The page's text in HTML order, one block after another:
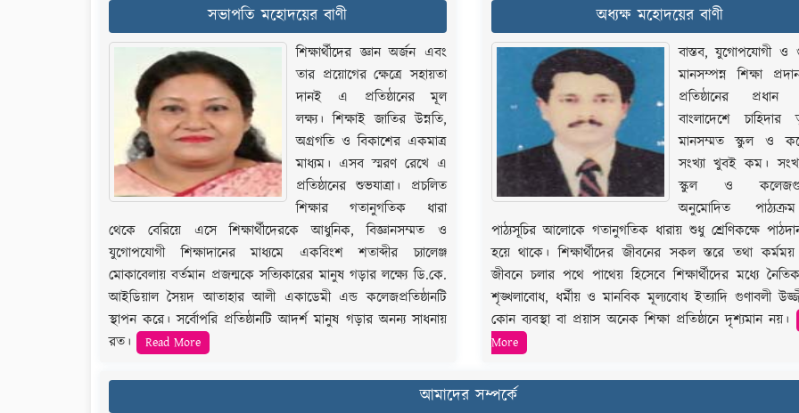
সভাপতি মহোদয়ের বাণী
শিক্ষার্থীদের জ্ঞান অর্জন এবং
তার প্রয়োগের ক্ষেত্রে সহায়তা
দানই এ প্রতিষ্ঠানের মূল
লক্ষ্য। শিক্ষাই জাতির উন্নতি,
অগ্রগতি ও বিকাশের একমাত্র
মাধ্যম। এসব স্মরণ রেখে এ
প্রতিষ্ঠানের শুভযাত্রা। প্রচলিত
শিক্ষার গতানুগতিক ধারা
থেকে বেরিয়ে এসে শিক্ষার্থীদেরকে আধুনিক, বিজ্ঞানসম্মত ও
যুগোপযোগী শিক্ষাদানের মাধ্যমে একবিংশ শতাব্দীর চ্যালেঞ্জ
মোকাবেলায় বর্তমান প্রজন্মকে সত্যিকারের মানুষ গড়ার লক্ষ্যে ডি.কে.
আইডিয়াল সৈয়দ আতাহার আলী একাডেমী এন্ড কলেজপ্রতিষ্ঠানটি
স্থাপন করে। সর্বোপরি প্রতিষ্ঠানটি আদর্শ মানুষ গড়ার অনন্য সাধনায়
রত।
Read More
অধ্যক্ষ মহোদয়ের বাণী
বাস্তব, যুগোপযোগী
মানসম্পন্ন শিক্ষা
প্রতিষ্ঠানের প্রধান
বাংলাদেশে চাহিদার
মানসম্মত স্কুল ও
সংখ্যা খুবই কম।
স্কুল ও
অনুমোদিত
পাঠ্যসূচির আলোকে গতানুগতিক ধারায় শুধু শ্রেণিকক্ষে
হয়ে থাকে। শিক্ষার্থীদের জীবনের সকল স্তরে তথা কর্মময়
জীবনে চলার পথে পাথেয় হিসেবে শিক্ষার্থীদের মধ্যে
শৃঙ্খলাবোধ, ধর্মীয় ও মানবিক মূল্যবোধ ইত্যাদি গুণাবলী
কোন ব্যবস্থা বা প্রয়াস অনেক শিক্ষা প্রতিষ্ঠানে দৃশ্যমান নয়।
More
আমাদের সম্পর্কে